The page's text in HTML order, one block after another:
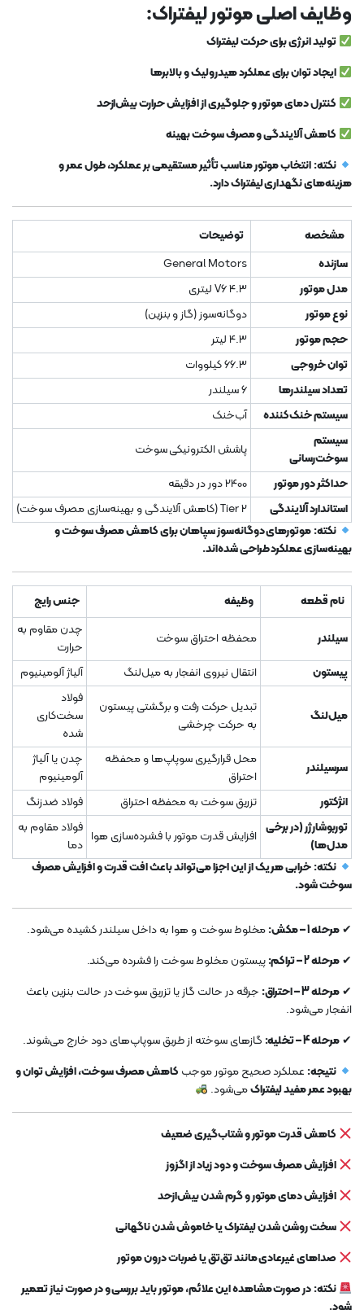
وظایف اصلی موتور لیفتراک:
تولید انرژی برای حرکت لیفتراک
ایجاد توان برای عملکرد هیدرولیک و بالابرها
کنترل دمای موتور و جلوگیری از افزایش حرارت بیش‌ازحد
کاهش آلایندگی و مصرف سوخت بهینه
نکته:انتخاب موتور مناسب تأثیر مستقیمی بر عملکرد، طول عمر و
هزینه‌های نگهداری لیفتراک دارد.
مشخصه
توضیحات
سازنده
General Motors
مدل موتور
V6 4.3 لیتری
نوع موتور
دوگانه‌سوز (گاز و بنزین)
حجم موتور
4.3 لیتر
توان خروجی
66.3 کیلووات
تعداد سیلندرها
6 سیلندر
سیستم خنک‌کننده
آب‌خنک
سیستم
سوخت‌رسانی
پاشش الکترونیکی سوخت
حداکثر دور موتور
2400 دور در دقیقه
استاندارد آلایندگی
Tier 2 (کاهش آلایندگی و بهینه‌سازی مصرف سوخت)
نکته:موتورهای دوگانه‌سوز سپاهان برای کاهش مصرف سوخت و
بهینه‌سازی عملکرد طراحی شده‌اند.
نام قطعه وظیفه جنس رایج
سیلندر محفظه احتراق سوخت
چدن مقاوم به
حرارت
پیستون
انتقال نیروی انفجار به میل‌لنگ آلیاژ آلومینیوم
میل‌لنگ
تبدیل حرکت رفت و برگشتی پیستون
به حرکت چرخشی
فولاد
سخت‌کاری
شده
سرسیلندر
محل قرارگیری سوپاپ‌ها و محفظه
احتراق
چدن یا آلیاژ
آلومینیوم
انژکتور
تزریق سوخت به محفظه احتراق
فولاد ضدزنگ
توربوشارژر (در برخی
مدل‌ها)
افزایش قدرت موتور با فشرده‌سازی هوا
فولاد مقاوم به
دما
نکته:خرابی هر یک از این اجزا می‌تواند باعث افت قدرت و افزایش مصرف
سوخت شود.
✔مرحله 1 – مکش:
مخلوط سوخت و هوا به داخل سیلندر کشیده می‌شود.
✔مرحله 2 – تراکم:
پیستون مخلوط سوخت را فشرده می‌کند.
✔مرحله 3 – احتراق:
جرقه در حالت گاز یا تزریق سوخت در حالت بنزین باعث
انفجار می‌شود.
✔مرحله 4 – تخلیه:
گازهای سوخته از طریق سوپاپ‌های دود خارج می‌شوند.
نتیجه: عملکرد صحیح موتور موجب کاهش مصرف سوخت، افزایش توان و
بهبود عمر مفید لیفتراکمی‌شود.
کاهش قدرت موتور و شتاب‌گیری ضعیف
افزایش مصرف سوخت و دود زیاد از اگزوز
افزایش دمای موتور و گرم شدن بیش‌ازحد
سخت روشن شدن لیفتراک یا خاموش شدن ناگهانی
صداهای غیرعادی مانند تق‌تق یا ضربات درون موتور
نکته:در صورت مشاهده این علائم، موتور باید بررسی و در صورت نیاز تعمیر